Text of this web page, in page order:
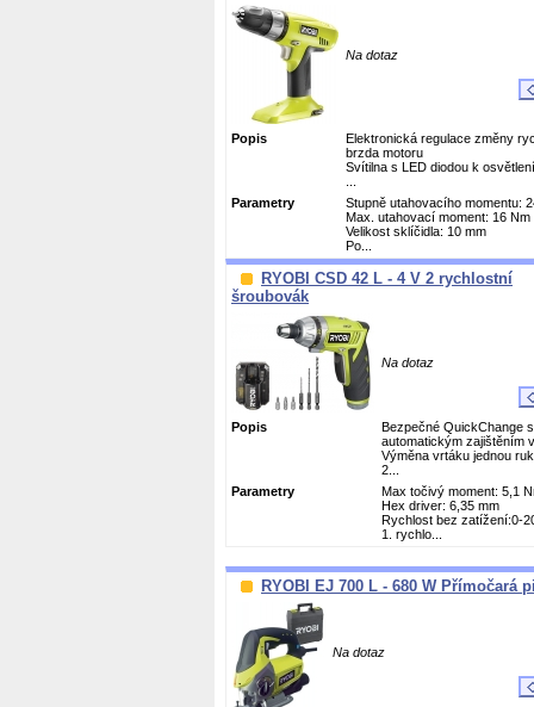
Na dotaz
Popis
Elektronická regulace změny
brzda motoru
Svítilna s LED diodou k
Parametry
Stupně utahovacího momentu:
Max. utahovací moment: 16 Nm
Velikost sklíčidla: 10 mm
Po...
RYOBI CSD 42 L - 4 V 2 rychlostní
šroubovák
Na dotaz
Popis
Bezpečné QuickChange
automatickým zajištěním
Výměna vrtáku jednou
2...
Parametry
Max točivý moment: 5,1
Hex driver: 6,35 mm
Rychlost bez zatížení:0-
1. rychlo...
RYOBI EJ 700 L - 680 W Přímočará
Na dotaz